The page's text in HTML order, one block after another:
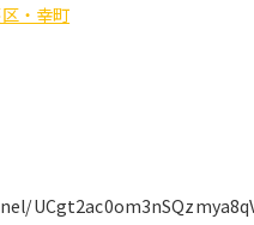
・幸町